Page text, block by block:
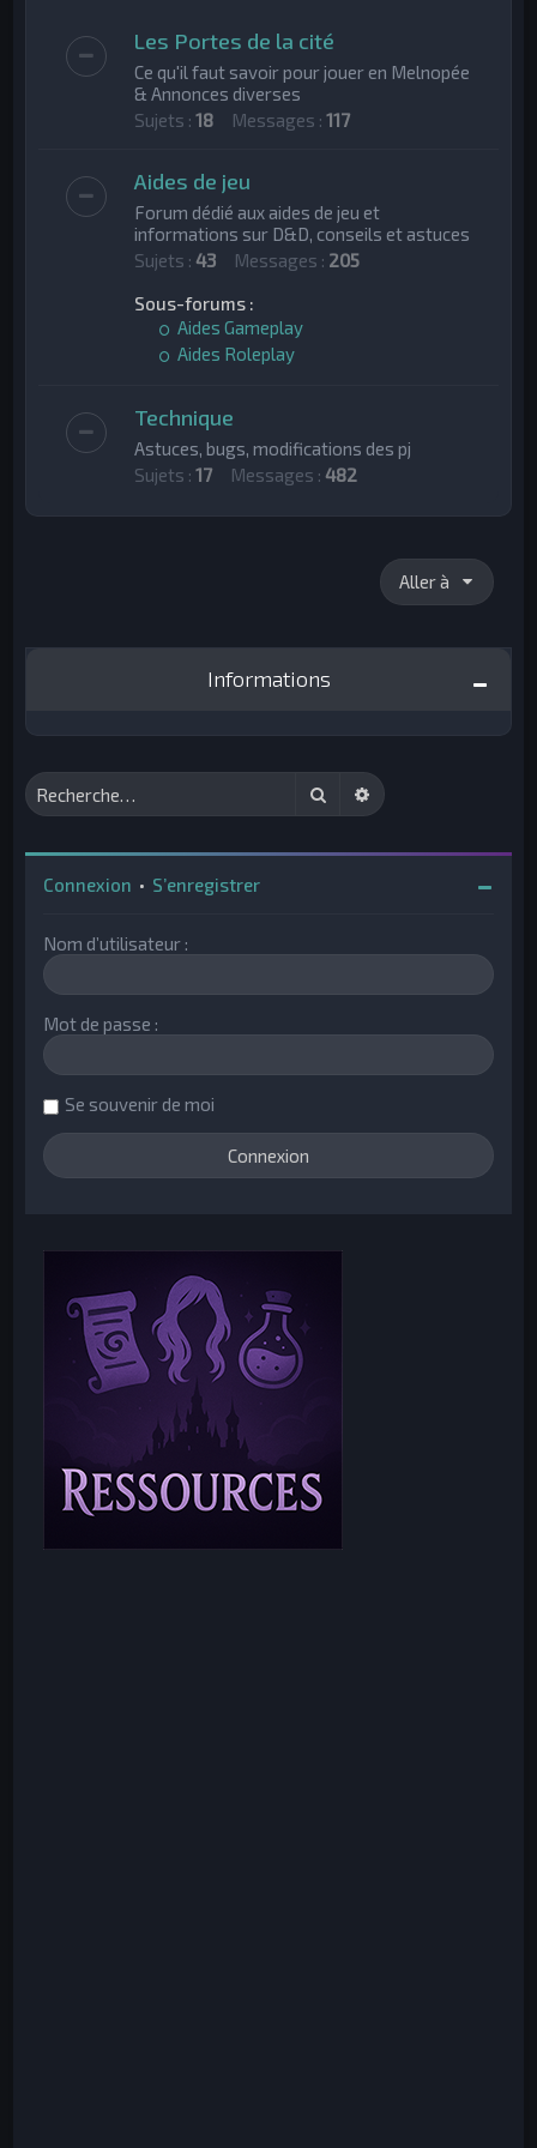
Les Portes de la cité
Ce qu'il faut savoir pour jouer en Melnopée
& Annonces diverses
Sujets :18 Messages :117
Aides de jeu
Forum dédié aux aides de jeu et
informations sur D&D, conseils et astuces
Sujets :43 Messages : 205
Sous-forums :
Aides Gameplay
Aides Roleplay
Technique
Astuces, bugs, modifications des pj
Sujets :17 Messages :482
Aller à
Informations
RechercherRecherche avancée
Connexion • S’enregistrer
Nom d’utilisateur :
Mot de passe :
Se souvenir de moi